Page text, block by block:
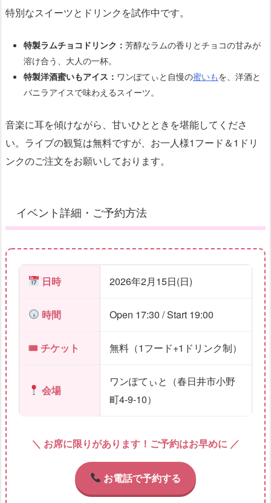
特別なスイーツとドリンクを試作中です。
特製ラムチョコドリンク： 芳醇なラムの香りとチョコの甘みが
溶け合う、大人の一杯。
特製洋酒蜜いもアイス： ワンぽてぃと自慢の蜜いもを、洋酒と
バニラアイスで味わえるスイーツ。
音楽に耳を傾けながら、甘いひとときを堪能してくださ
い。ライブの観覧は無料ですが、お一人様1フード＆1ドリ
ンクのご注文をお願いしております。
イベント詳細・ご予約方法
日時 2026年2月15日(日)
時間 Open 17:30 / Start 19:00
🎟 チケット 無料（1フード+1ドリンク制）
会場
ワンぽてぃと（春日井市小野
町4-9-10）
＼ お席に限りがあります！ご予約はお早めに ／
お電話で予約する